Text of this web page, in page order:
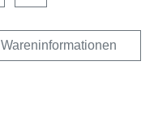
Wareninformationen